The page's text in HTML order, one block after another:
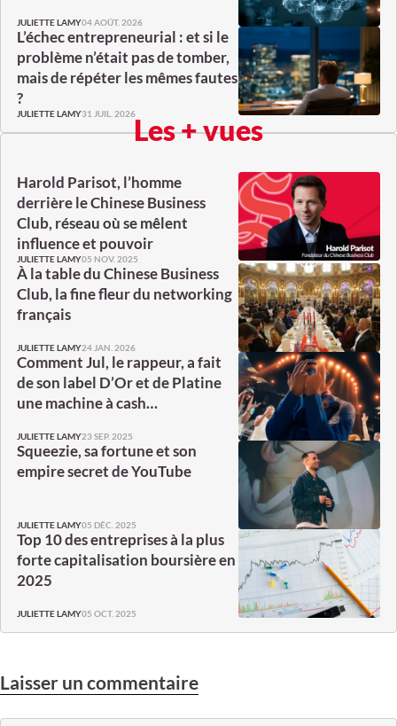
JULIETTE LAMY04 AOÛT. 2026
L’échec entrepreneurial : et si le
problème n’était pas de tomber,
mais de répéter les mêmes fautes
?
JULIETTE LAMY31 JUIL. 2026Les + vues
Harold Parisot, l’homme
derrière le Chinese Business
Club, réseau où se mêlent
influence et pouvoir
JULIETTE LAMY05 NOV. 2025
À la table du Chinese Business
Club, la fine fleur du networking
français
JULIETTE LAMY24 JAN. 2026
Comment Jul, le rappeur, a fait
de son label D’Or et de Platine
une machine à cash…
JULIETTE LAMY23 SEP. 2025
Squeezie, sa fortune et son
empire secret de YouTube
JULIETTE LAMY05 DÉC. 2025
Top 10 des entreprises à la plus
forte capitalisation boursière en
2025
JULIETTE LAMY05 OCT. 2025
Laisser un commentaire